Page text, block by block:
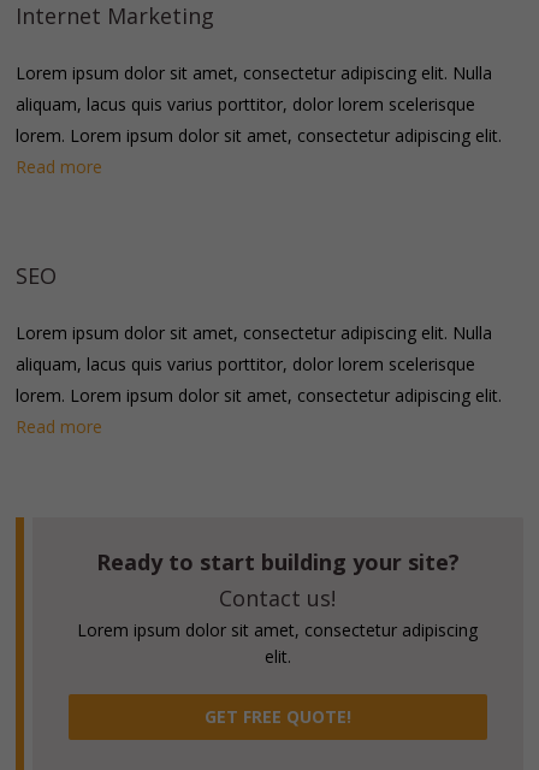
Internet Marketing
Lorem ipsum dolor sit amet, consectetur adipiscing elit. Nulla
aliquam, lacus quis varius porttitor, dolor lorem scelerisque
lorem. Lorem ipsum dolor sit amet, consectetur adipiscing elit.
Read more
SEO
Lorem ipsum dolor sit amet, consectetur adipiscing elit. Nulla
aliquam, lacus quis varius porttitor, dolor lorem scelerisque
lorem. Lorem ipsum dolor sit amet, consectetur adipiscing elit.
Read more
Ready to start building your site?
Contact us!
Lorem ipsum dolor sit amet, consectetur adipiscing
elit.
GET FREE QUOTE!